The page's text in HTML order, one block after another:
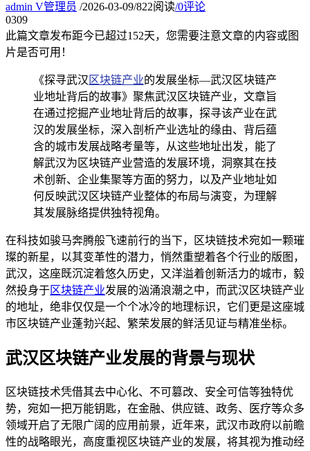
admin V管理员 /2026-03-09/822阅读/0评论
0309
此篇文章发布距今已超过152天，您需要注意文章的内容或图
片是否可用！
《探寻武汉 区块链产业的发展坐标—武汉区块链产
业地址背后的故事》聚焦武汉区块链产业，文章旨
在通过挖掘产业地址背后的故事，探寻该产业在武
汉的发展坐标，深入剖析产业选址的缘由、背后蕴
含的城市发展战略考量等，从这些地址出发，能了
解武汉为区块链产业营造的发展环境，洞察其在技
术创新、企业集聚等方面的努力，以及产业地址如
何反映武汉区块链产业整体的布局与演变，为理解
其发展脉络提供独特视角。
在科技如骏马奔腾般飞速前行的当下，区块链技术宛如一颗璀
璨的新星，以其变革性的潜力，悄然重塑着各个行业的版图，
武汉，这座既沉淀着悠久历史，又洋溢着创新活力的城市，毅
然投身于区块链产业发展的汹涌浪潮之中，而武汉区块链产业
的地址，绝非仅仅是一个个冰冷的地理标识，它们更是这座城
市区块链产业蓬勃兴起、繁荣发展的鲜活见证与精准坐标。
武汉区块链产业发展的背景与现状
区块链技术凭借其去中心化、不可篡改、安全可信等独特优
势，宛如一把万能钥匙，在金融、供应链、政务、医疗等众多
领域开启了无限广阔的应用前景，近年来，武汉市政府以前瞻
性的战略眼光，高度重视区块链产业的发展，将其视为推动经